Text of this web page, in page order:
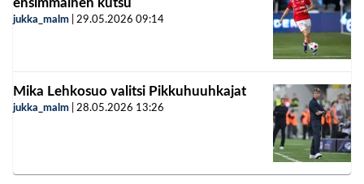
ensimmäinen kutsu
jukka_malm 29.05.2026 09:14
Mika Lehkosuo valitsi Pikkuhuuhkajat
jukka_malm 28.05.2026 13:26